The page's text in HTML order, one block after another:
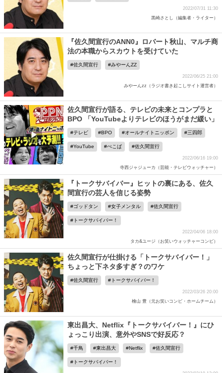
2022/07/31 11:30
黒崎さとし（編集者・ライター）
『佐久間宣行のANN0』ロバート秋山、マルチ商
法の本職からスカウトを受けていた
佐久間宣行 みやーんZZ
2022/06/25 21:00
みやーんzz（ラジオ書き起こしサイト運営者）
佐久間宣行が語る、テレビの未来とコンプラと
BPO 「YouTubeよりテレビのほうがまだ緩い」
テレビ BPO オールナイトニッポン 三四郎
YouTube ぺこぱ 佐久間宣行
2022/06/16 19:00
寺西ジャジューカ（芸能・テレビウォッチャー）
『トークサバイバー』ヒットの裏にある、佐久
間宣行の芸人を信じる姿勢
ゴッドタン 女子メンタル 佐久間宣行
トークサバイバー！
2022/04/06 18:00
タカ&ユージ（お笑いウォッチャーコンビ）
佐久間宣行が仕掛ける「トークサバイバー！」
ちょっと下ネタ多すぎ？のワケ
佐久間宣行 トークサバイバー！
2022/03/26 20:00
檜山 豊（元お笑いコンビ・ホームチーム）
東出昌大、Netflix『トークサバイバー！』にひ
ょっこり出演、意外やSNSで好反応？
千鳥 東出昌大 Netflix 佐久間宣行
トークサバイバー！